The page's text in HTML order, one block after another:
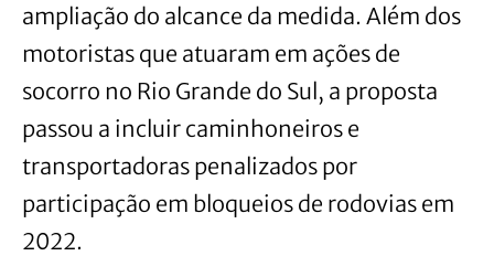
ampliação do alcance da medida. Além dos
motoristas que atuaram em ações de
socorro no Rio Grande do Sul, a proposta
passou a incluir caminhoneiros e
transportadoras penalizados por
participação em bloqueios de rodovias em
2022.